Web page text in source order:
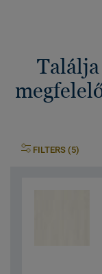
Találja
FILTERS (5)